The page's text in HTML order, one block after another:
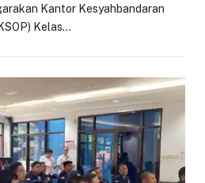
Kantor Kesyahbandaran
Kelas…